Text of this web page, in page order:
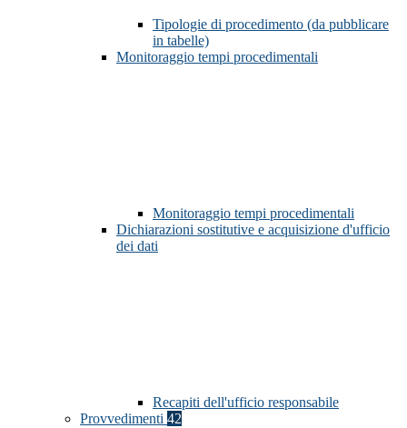
Tipologie di procedimento (da pubblicare
in tabelle)
Monitoraggio tempi procedimentali
Monitoraggio tempi procedimentali
Dichiarazioni sostitutive e acquisizione d'ufficio
dei dati
Recapiti dell'ufficio responsabile
Provvedimenti 42